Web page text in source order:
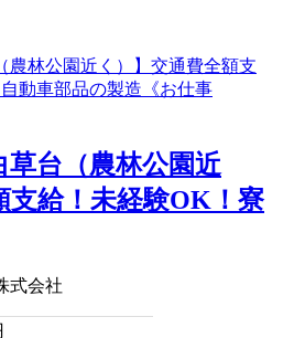
草台（農林公園近
支給！未経験OK！寮
式会社